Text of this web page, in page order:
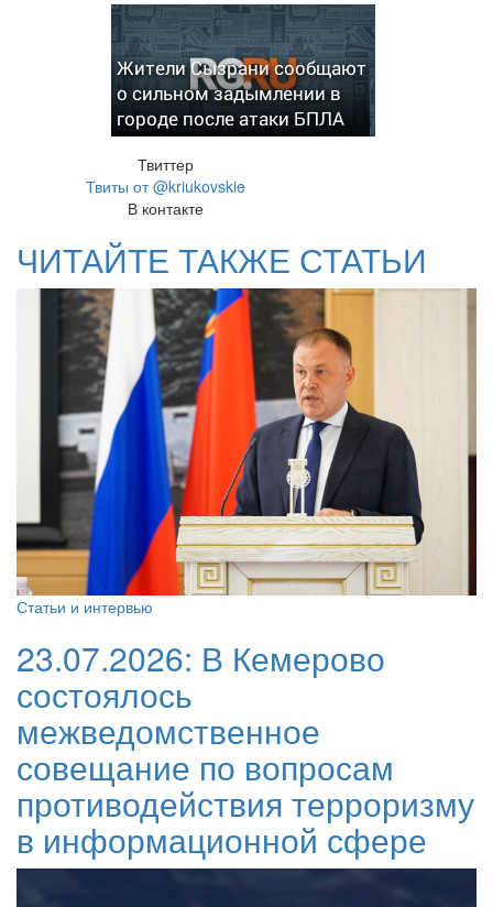
Жители Сызрани сообщают
о сильном задымлении в
городе после атаки БПЛА
Твиттер
Твиты от @kriukovskie
В контакте
ЧИТАЙТЕ ТАКЖЕ СТАТЬИ
Статьи и интервью
23.07.2026: В Кемерово
состоялось
межведомственное
совещание по вопросам
противодействия терроризму
в информационной сфере